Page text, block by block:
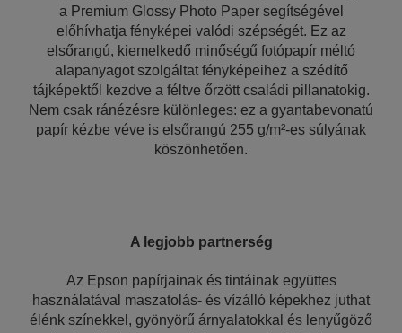
a Premium Glossy Photo Paper segítségével
előhívhatja fényképei valódi szépségét. Ez az
elsőrangú, kiemelkedő minőségű fotópapír méltó
alapanyagot szolgáltat fényképeihez a szédítő
tájképektől kezdve a féltve őrzött családi pillanatokig.
Nem csak ránézésre különleges: ez a gyantabevonatú
papír kézbe véve is elsőrangú 255 g/m²-es súlyának
köszönhetően.
A legjobb partnerség
Az Epson papírjainak és tintáinak együttes
használatával maszatolás- és vízálló képekhez juthat
élénk színekkel, gyönyörű árnyalatokkal és lenyűgöző